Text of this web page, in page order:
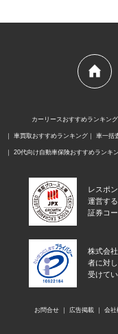
カーリースおすすめランキング
車買取おすすめランキング 車一括
20代向け自動車保険おすすめランキ
レスポ
運営す
証券コ
株式会
者に対
受けてい
お問合せ 広告掲載 会社